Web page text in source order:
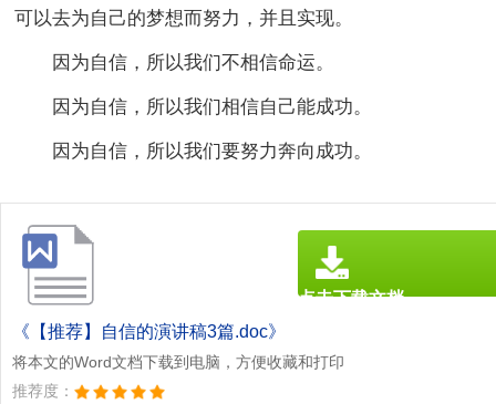
可以去为自己的梦想而努力，并且实现。
因为自信，所以我们不相信命运。
因为自信，所以我们相信自己能成功。
因为自信，所以我们要努力奔向成功。
《【推荐】自信的演讲稿3篇.doc》
将本文的Word文档下载到电脑，方便收藏和打印
推荐度：
点击下载文档